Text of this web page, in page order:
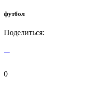
футбол
Поделиться:
0